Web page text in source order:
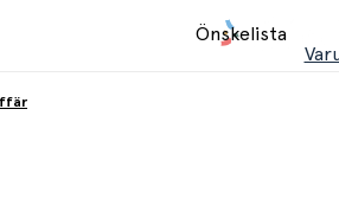
Önskelista